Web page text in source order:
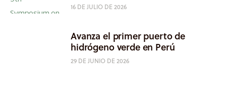
16 DE JULIO DE 2026
Avanza el primer puerto de
hidrógeno verde en Perú
29 DE JUNIO DE 2026